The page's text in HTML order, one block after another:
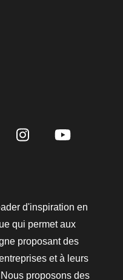
d'inspiration en
qui permet aux
proposant des
et à leurs
proposons des